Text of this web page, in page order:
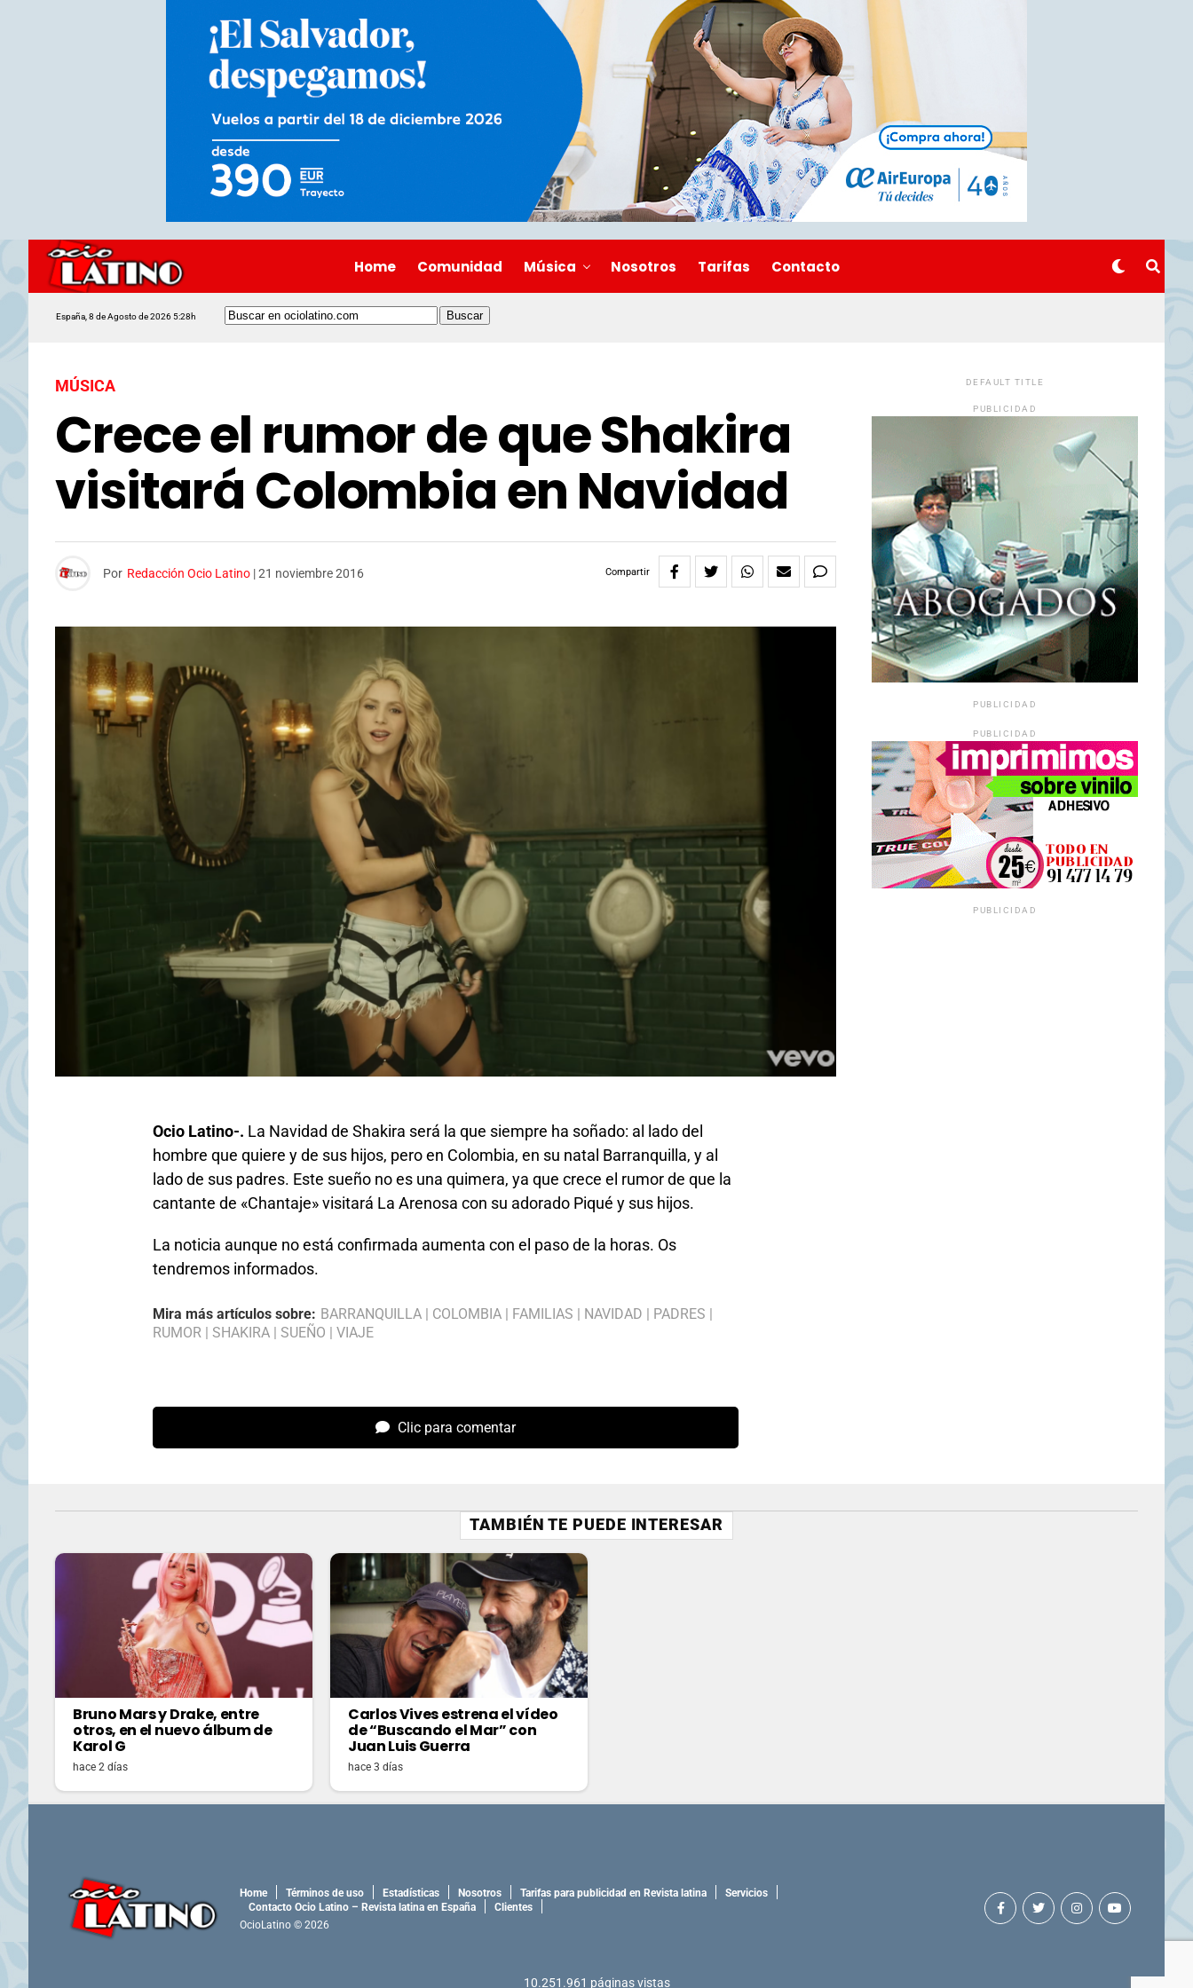
Home Comunidad Música Nosotros Tarifas Contacto
España, 8 de Agosto de 2026 5:28h
MÚSICA
Crece el rumor de que Shakira
visitará Colombia en Navidad
Por Redacción Ocio Latino |21 noviembre 2016 Compartir
Ocio Latino-. La Navidad de Shakira será la que siempre ha soñado: al lado del
hombre que quiere y de sus hijos, pero en Colombia, en su natal Barranquilla, y al
lado de sus padres. Este sueño no es una quimera, ya que crece el rumor de que la
cantante de «Chantaje» visitará La Arenosa con su adorado Piqué y sus hijos.
La noticia aunque no está confirmada aumenta con el paso de la horas. Os
tendremos informados.
Mira más artículos sobre: BARRANQUILLA COLOMBIA FAMILIAS NAVIDAD PADRES
RUMOR
SHAKIRA SUEÑO VIAJE
Clic para comentar
DEFAULT TITLE
PUBLICIDAD
PUBLICIDAD
PUBLICIDAD
PUBLICIDAD
TAMBIÉN TE PUEDE INTERESAR
Bruno Mars y Drake, entre
otros, en el nuevo álbum de
Karol G
hace 2 días
Carlos Vives estrena el vídeo
de “Buscando el Mar” con
Juan Luis Guerra
hace 3 días
Home Términos de uso Estadísticas Nosotros Tarifas para publicidad en Revista latina
Servicios
Contacto Ocio Latino – Revista latina en España
Clientes
OcioLatino © 2026
10.251.961 páginas vistas